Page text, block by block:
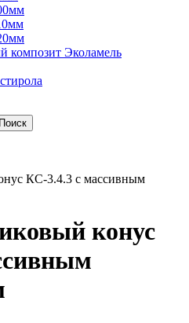
композит Эколамель
Поиск
КС-3.4.3 с массивным
конус